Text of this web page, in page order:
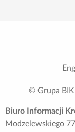
© Grupa BIK
Biuro Informacji
Modzelewskiego